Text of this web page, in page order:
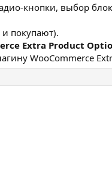
кнопки, выбор
покупают).
Extra Product
WooCommerce